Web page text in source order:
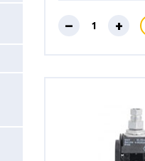
– +